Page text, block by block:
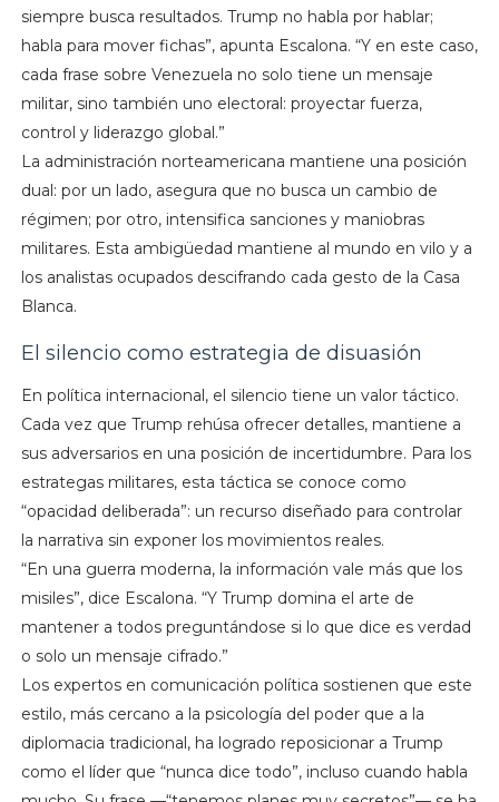
siempre busca resultados. Trump no habla por hablar;
habla para mover fichas”, apunta Escalona. “Y en este caso,
cada frase sobre Venezuela no solo tiene un mensaje
militar, sino también uno electoral: proyectar fuerza,
control y liderazgo global.”
La administración norteamericana mantiene una posición
dual: por un lado, asegura que no busca un cambio de
régimen; por otro, intensifica sanciones y maniobras
militares. Esta ambigüedad mantiene al mundo en vilo y a
los analistas ocupados descifrando cada gesto de la Casa
Blanca.
El silencio como estrategia de disuasión
En política internacional, el silencio tiene un valor táctico.
Cada vez que Trump rehúsa ofrecer detalles, mantiene a
sus adversarios en una posición de incertidumbre. Para los
estrategas militares, esta táctica se conoce como
“opacidad deliberada”: un recurso diseñado para controlar
la narrativa sin exponer los movimientos reales.
“En una guerra moderna, la información vale más que los
misiles”, dice Escalona. “Y Trump domina el arte de
mantener a todos preguntándose si lo que dice es verdad
o solo un mensaje cifrado.”
Los expertos en comunicación política sostienen que este
estilo, más cercano a la psicología del poder que a la
diplomacia tradicional, ha logrado reposicionar a Trump
como el líder que “nunca dice todo”, incluso cuando habla